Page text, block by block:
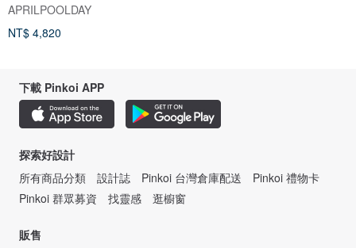
APRILPOOLDAY
NT$ 4,820
下載 Pinkoi APP
探索好設計
所有商品分類
設計誌 Pinkoi 台灣倉庫配送
Pinkoi 禮物卡
Pinkoi 群眾募資
找靈感 逛櫥窗
販售